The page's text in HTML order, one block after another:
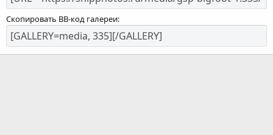
Скопировать BB-код галереи